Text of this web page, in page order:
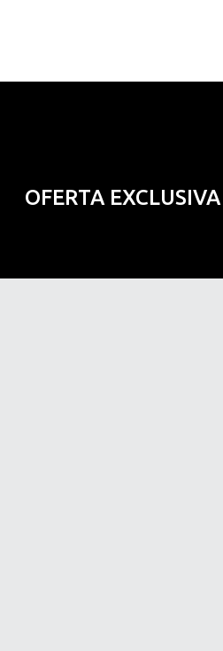
OFERTA